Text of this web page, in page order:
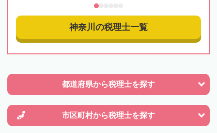
神奈川の税理士一覧
都道府県から税理士を探す
市区町村から税理士を探す